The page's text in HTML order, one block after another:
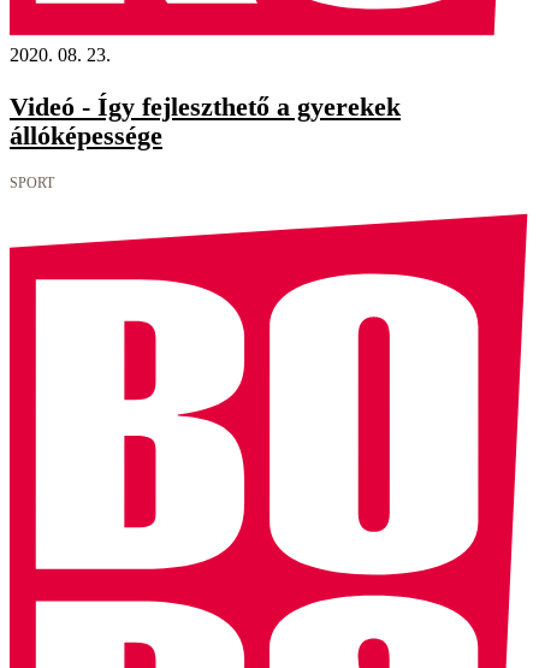
2020. 08. 23.
Videó - Így fejleszthető a gyerekek
állóképessége
SPORT